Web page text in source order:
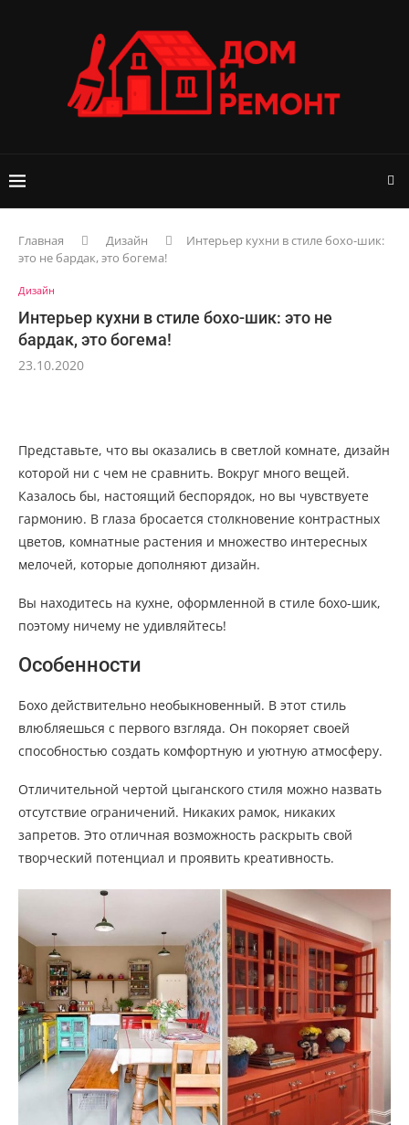
Главная Дизайн
Интерьер кухни в стиле бохо-шик:
это не бардак, это богема!
Дизайн
Интерьер кухни в стиле бохо-шик: это не
бардак, это богема!
23.10.2020
Представьте, что вы оказались в светлой комнате, дизайн
которой ни с чем не сравнить. Вокруг много вещей.
Казалось бы, настоящий беспорядок, но вы чувствуете
гармонию. В глаза бросается столкновение контрастных
цветов, комнатные растения и множество интересных
мелочей, которые дополняют дизайн.
Вы находитесь на кухне, оформленной в стиле бохо-шик,
поэтому ничему не удивляйтесь!
Особенности
Бохо действительно необыкновенный. В этот стиль
влюбляешься с первого взгляда. Он покоряет своей
способностью создать комфортную и уютную атмосферу.
Отличительной чертой цыганского стиля можно назвать
отсутствие ограничений. Никаких рамок, никаких
запретов. Это отличная возможность раскрыть свой
творческий потенциал и проявить креативность.